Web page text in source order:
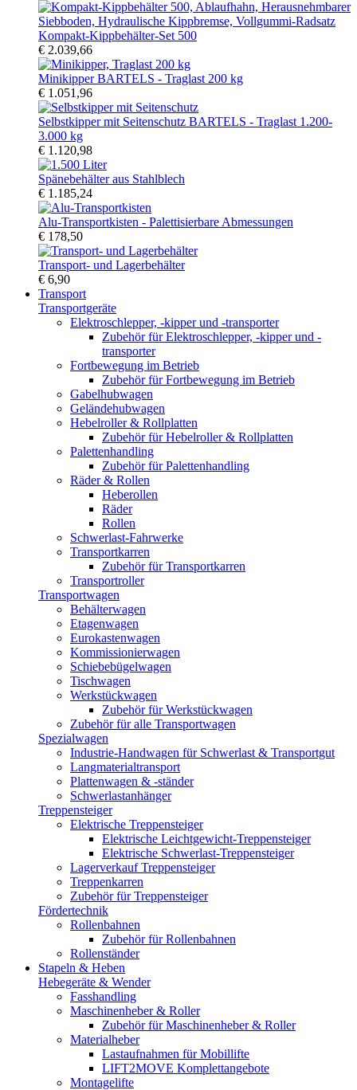
Kompakt-Kippbehälter-Set 500
€ 2.039,66
Minikipper BARTELS - Traglast 200 kg
€ 1.051,96
Selbstkipper mit Seitenschutz BARTELS - Traglast 1.200-
3.000 kg
€ 1.120,98
Spänebehälter aus Stahlblech
€ 1.185,24
Alu-Transportkisten - Palettisierbare Abmessungen
€ 178,50
Transport- und Lagerbehälter
€ 6,90
Transport
Transportgeräte
Elektroschlepper, -kipper und -transporter
Zubehör für Elektroschlepper, -kipper und -
transporter
Fortbewegung im Betrieb
Zubehör für Fortbewegung im Betrieb
Gabelhubwagen
Geländehubwagen
Hebelroller & Rollplatten
Zubehör für Hebelroller & Rollplatten
Palettenhandling
Zubehör für Palettenhandling
Räder & Rollen
Heberollen
Räder
Rollen
Schwerlast-Fahrwerke
Transportkarren
Zubehör für Transportkarren
Transportroller
Transportwagen
Behälterwagen
Etagenwagen
Eurokastenwagen
Kommissionierwagen
Schiebebügelwagen
Tischwagen
Werkstückwagen
Zubehör für Werkstückwagen
Zubehör für alle Transportwagen
Spezialwagen
Industrie-Handwagen für Schwerlast & Transportgut
Langmaterialtransport
Plattenwagen & -ständer
Schwerlastanhänger
Treppensteiger
Elektrische Treppensteiger
Elektrische Leichtgewicht-Treppensteiger
Elektrische Schwerlast-Treppensteiger
Lagerverkauf Treppensteiger
Treppenkarren
Zubehör für Treppensteiger
Fördertechnik
Rollenbahnen
Zubehör für Rollenbahnen
Rollenständer
Stapeln & Heben
Hebegeräte & Wender
Fasshandling
Maschinenheber & Roller
Zubehör für Maschinenheber & Roller
Materialheber
Lastaufnahmen für Mobillifte
LIFT2MOVE Komplettangebote
Montagelifte